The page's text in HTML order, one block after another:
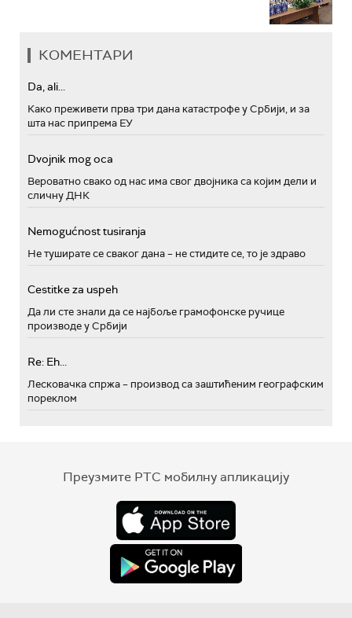
КОМЕНТАРИ
Da, ali...
Како преживети прва три дана катастрофе у Србији, и за
шта нас припрема ЕУ
Dvojnik mog oca
Вероватно свако од нас има свог двојника са којим дели и
сличну ДНК
Nemogućnost tusiranja
Не туширате се сваког дана – не стидите се, то је здраво
Cestitke za uspeh
Да ли сте знали да се најбоље грамофонске ручице
производе у Србији
Re: Eh...
Лесковачка спржа – производ са заштићеним географским
пореклом
Преузмите РТС мобилну апликацију